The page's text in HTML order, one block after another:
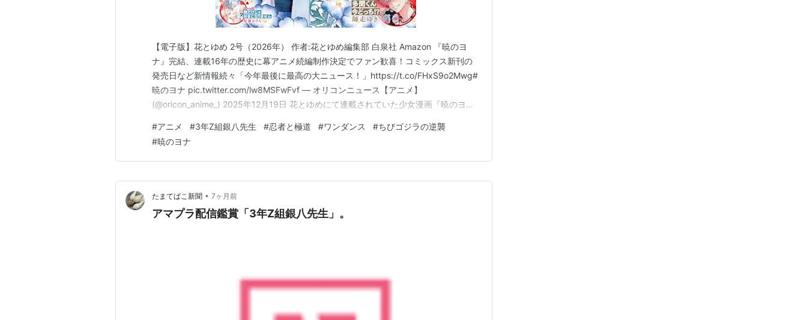
【電子版】花とゆめ 2号（2026年） 作者:花とゆめ編集部 白泉社 Amazon 『暁のヨ
ナ』完結、連載16年の歴史に幕アニメ続編制作決定でファン歓喜！コミックス新刊の
発売日など新情報続々「今年最後に最高の大ニュース！」https://t.co/FHxS9o2Mwg#
暁のヨナ pic.twitter.com/lw8MSFwFvf — オリコンニュース【アニメ】
(@oricon_anime_) 2025年12月19日 花とゆめにて連載されていた少女漫画『暁のヨ
のファンタジー作品で、2014年にはアニメ化されたことで…
#アニメ #3年Z組銀八先生 #忍者と極道 #ワンダンス #ちびゴジラの逆襲
#暁のヨナ
たまてばこ新聞 • 7ヶ月前
アマプラ配信鑑賞「3年Z組銀八先生」。